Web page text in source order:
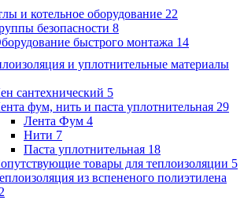
и котельное оборудование 22
безопасности 8
быстрого монтажа 14
и уплотнительные материалы
сантехнический 5
фум, нить и паста уплотнительная 29
Лента Фум 4
Нити 7
Паста уплотнительная 18
товары для теплоизоляции 5
из вспененого полиэтилена